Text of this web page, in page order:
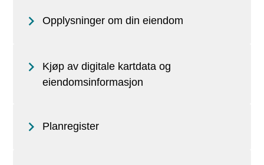
Opplysninger om din eiendom
Kjøp av digitale kartdata og
eiendomsinformasjon
Planregister